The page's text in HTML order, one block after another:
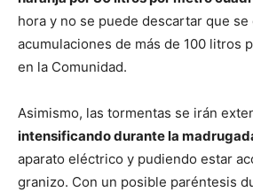
hora y no se puede descartar que
acumulaciones de más de 100 litros
en la Comunidad.
Asimismo, las tormentas se irán
intensificando durante la
aparato eléctrico y pudiendo estar
granizo. Con un posible paréntesis